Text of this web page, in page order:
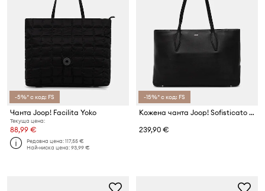
-5%* с код: FS
Чанта Joop! Facilita Yoko
Текуща цена:
88,99 €
Редовна цена:117,55 €
Най-ниска цена:93,99 €
-15%* с код: FS
Кожена чанта Joop! Sofisticato Iisadora
239,90 €